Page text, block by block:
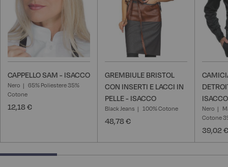
CAPPELLO SAM - ISACCO
Nero
65% Poliestere 35%
Cotone
12,18 €
GREMBIULE BRISTOL
CON INSERTI E LACCI IN
PELLE - ISACCO
Black Jeans 100% Cotone
48,78 €
ISACCO
Nero
Cotone
39,02 €
25% completed